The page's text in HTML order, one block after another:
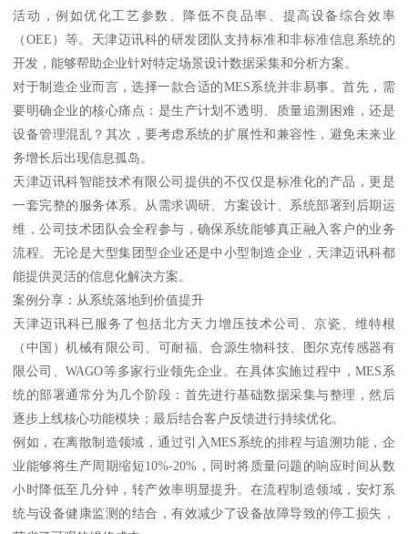
活动，例如优化工艺参数、降低不良品率、提高设备综合效率
（OEE）等。天津迈讯科的研发团队支持标准和非标准信息系统的
开发，能够帮助企业针对特定场景设计数据采集和分析方案。
对于制造企业而言，选择一款合适的MES系统并非易事。首先，需
要明确企业的核心痛点：是生产计划不透明、质量追溯困难，还是
设备管理混乱？其次，要考虑系统的扩展性和兼容性，避免未来业
务增长后出现信息孤岛。
天津迈讯科智能技术有限公司提供的不仅仅是标准化的产品，更是
一套完整的服务体系。从需求调研、方案设计、系统部署到后期运
维，公司技术团队会全程参与，确保系统能够真正融入客户的业务
流程。无论是大型集团型企业还是中小型制造企业，天津迈讯科都
能提供灵活的信息化解决方案。
案例分享：从系统落地到价值提升
天津迈讯科已服务了包括北方天力增压技术公司、京瓷、维特根
（中国）机械有限公司、可耐福、合源生物科技、图尔克传感器有
限公司、WAGO等多家行业领先企业。在具体实施过程中，MES系
统的部署通常分为几个阶段：首先进行基础数据采集与整理，然后
逐步上线核心功能模块；最后结合客户反馈进行持续优化。
例如，在离散制造领域，通过引入MES系统的排程与追溯功能，企
业能够将生产周期缩短10%-20%，同时将质量问题的响应时间从数
小时降低至几分钟，转产效率明显提升。在流程制造领域，安灯系
统与设备健康监测的结合，有效减少了设备故障导致的停工损失，